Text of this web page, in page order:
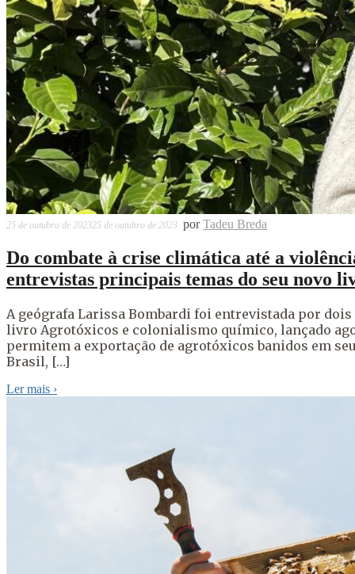
25 de outubro de 202325 de outubro de 2023 porTadeu Breda
Do combate à crise climática até a
entrevistas principais temas do seu novo
A geógrafa Larissa Bombardi foi entrevistada por
livro Agrotóxicos e colonialismo químico, lançado
permitem a exportação de agrotóxicos banidos em
Brasil, […]
Ler mais ›